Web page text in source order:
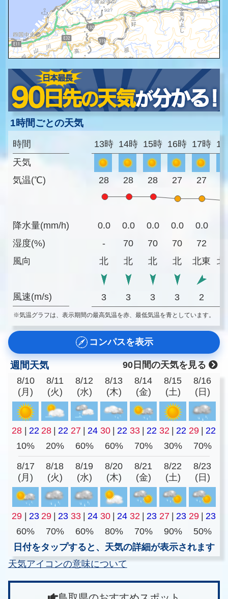
1時間ごとの天気
時間
天気
気温(℃)
降水量(mm/h)
湿度(%)
風向
風速(m/s)
13時 14時 15時 16時 17時
28 28 28 27 27
0.0 0.0 0.0 0.0 0.0
-
70 70 70 72
北
北 北 北 北東 北
3 3 3 3 2
※気温グラフは、表示期間の最高気温を赤、最低気温を青としています。
コンパスを表示
週間天気
90日間の天気を見る
8/10
(月)
8/11
(火)
8/12
(水)
8/13
(木)
8/14
(金)
8/15
(土)
8/16
(日)
28 22 28 22 27 24 30 22 33 22 32 22 29
22
10%
20% 60% 60% 70% 30% 70%
8/17
(月)
8/18
(火)
8/19
(水)
8/20
(木)
8/21
(金)
8/22
(土)
8/23
(日)
29 23 29 23 33 24 30 24 32 23 27 23 29
23
60%
70% 60% 80% 70% 90%
50%
日付をタップすると、天気の詳細が表示されます
天気アイコンの意味について